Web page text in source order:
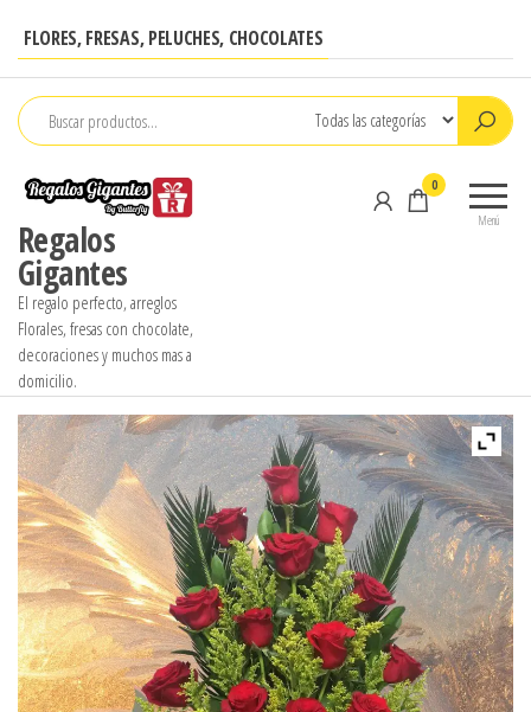
contenido
FLORES, FRESAS, PELUCHES, CHOCOLATES
Regalos
Gigantes
El regalo perfecto, arreglos
Florales, fresas con chocolate,
decoraciones y muchos mas a
domicilio.
Menú
0